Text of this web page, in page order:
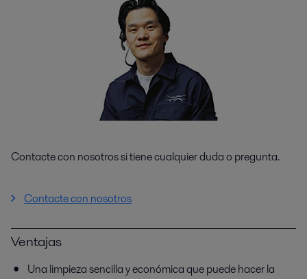
Contacte con nosotros si tiene cualquier duda o pregunta.
Contacte con nosotros
Ventajas
Una limpieza sencilla y económica que puede hacer la